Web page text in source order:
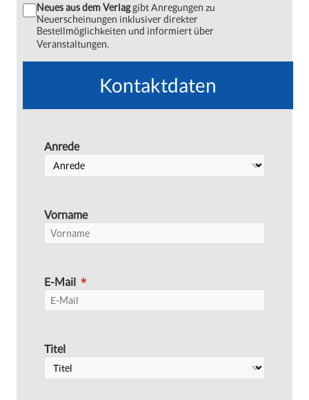
Neues aus dem Verlaggibt Anregungen zu
Neuerscheinungen inklusiver direkter
Bestellmöglichkeiten und informiert über
Veranstaltungen.
Kontaktdaten
Anrede
Vorname
E-Mail
Titel